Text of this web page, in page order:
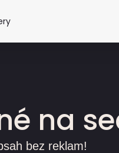
na
bez reklam!